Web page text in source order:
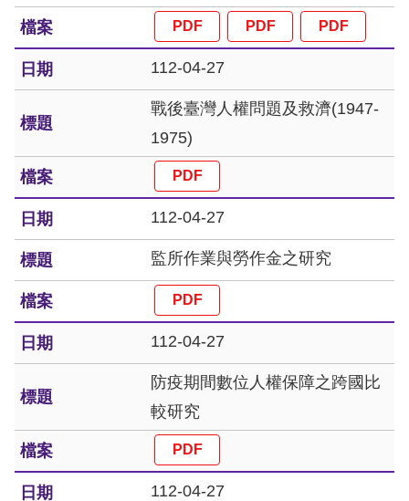
站
導
覽
網
安
全
政
策
隱
私
保
護
政
策
112-04-27
戰後臺灣人權問題及救濟(1947-
1975)
112-04-27
監所作業與勞作金之研究
112-04-27
防疫期間數位人權保障之跨國比
較研究
112-04-27